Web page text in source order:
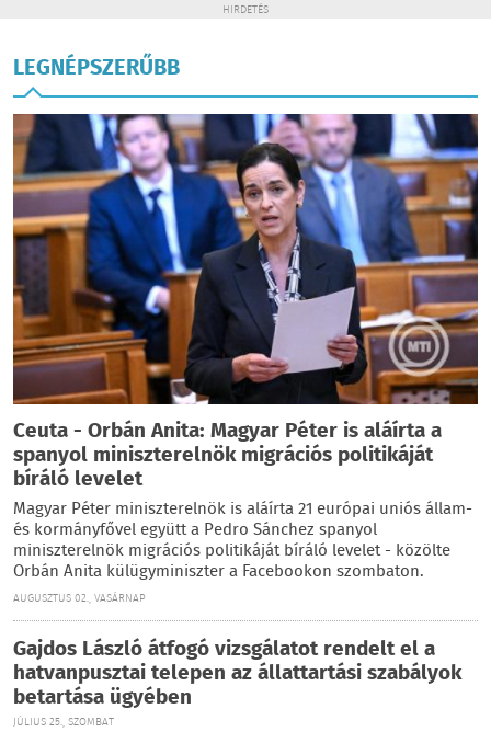
HIRDETÉS
LEGNÉPSZERŰBB
Ceuta - Orbán Anita: Magyar Péter is aláírta a
spanyol miniszterelnök migrációs politikáját
bíráló levelet
Magyar Péter miniszterelnök is aláírta 21 európai uniós állam-
és kormányfővel együtt a Pedro Sánchez spanyol
miniszterelnök migrációs politikáját bíráló levelet - közölte
Orbán Anita külügyminiszter a Facebookon szombaton.
AUGUSZTUS 02., VASÁRNAP
Gajdos László átfogó vizsgálatot rendelt el a
hatvanpusztai telepen az állattartási szabályok
betartása ügyében
JÚLIUS 25., SZOMBAT